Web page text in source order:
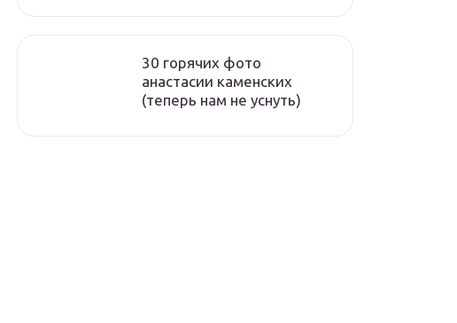
30 горячих фото
анастасии каменских
(теперь нам не уснуть)